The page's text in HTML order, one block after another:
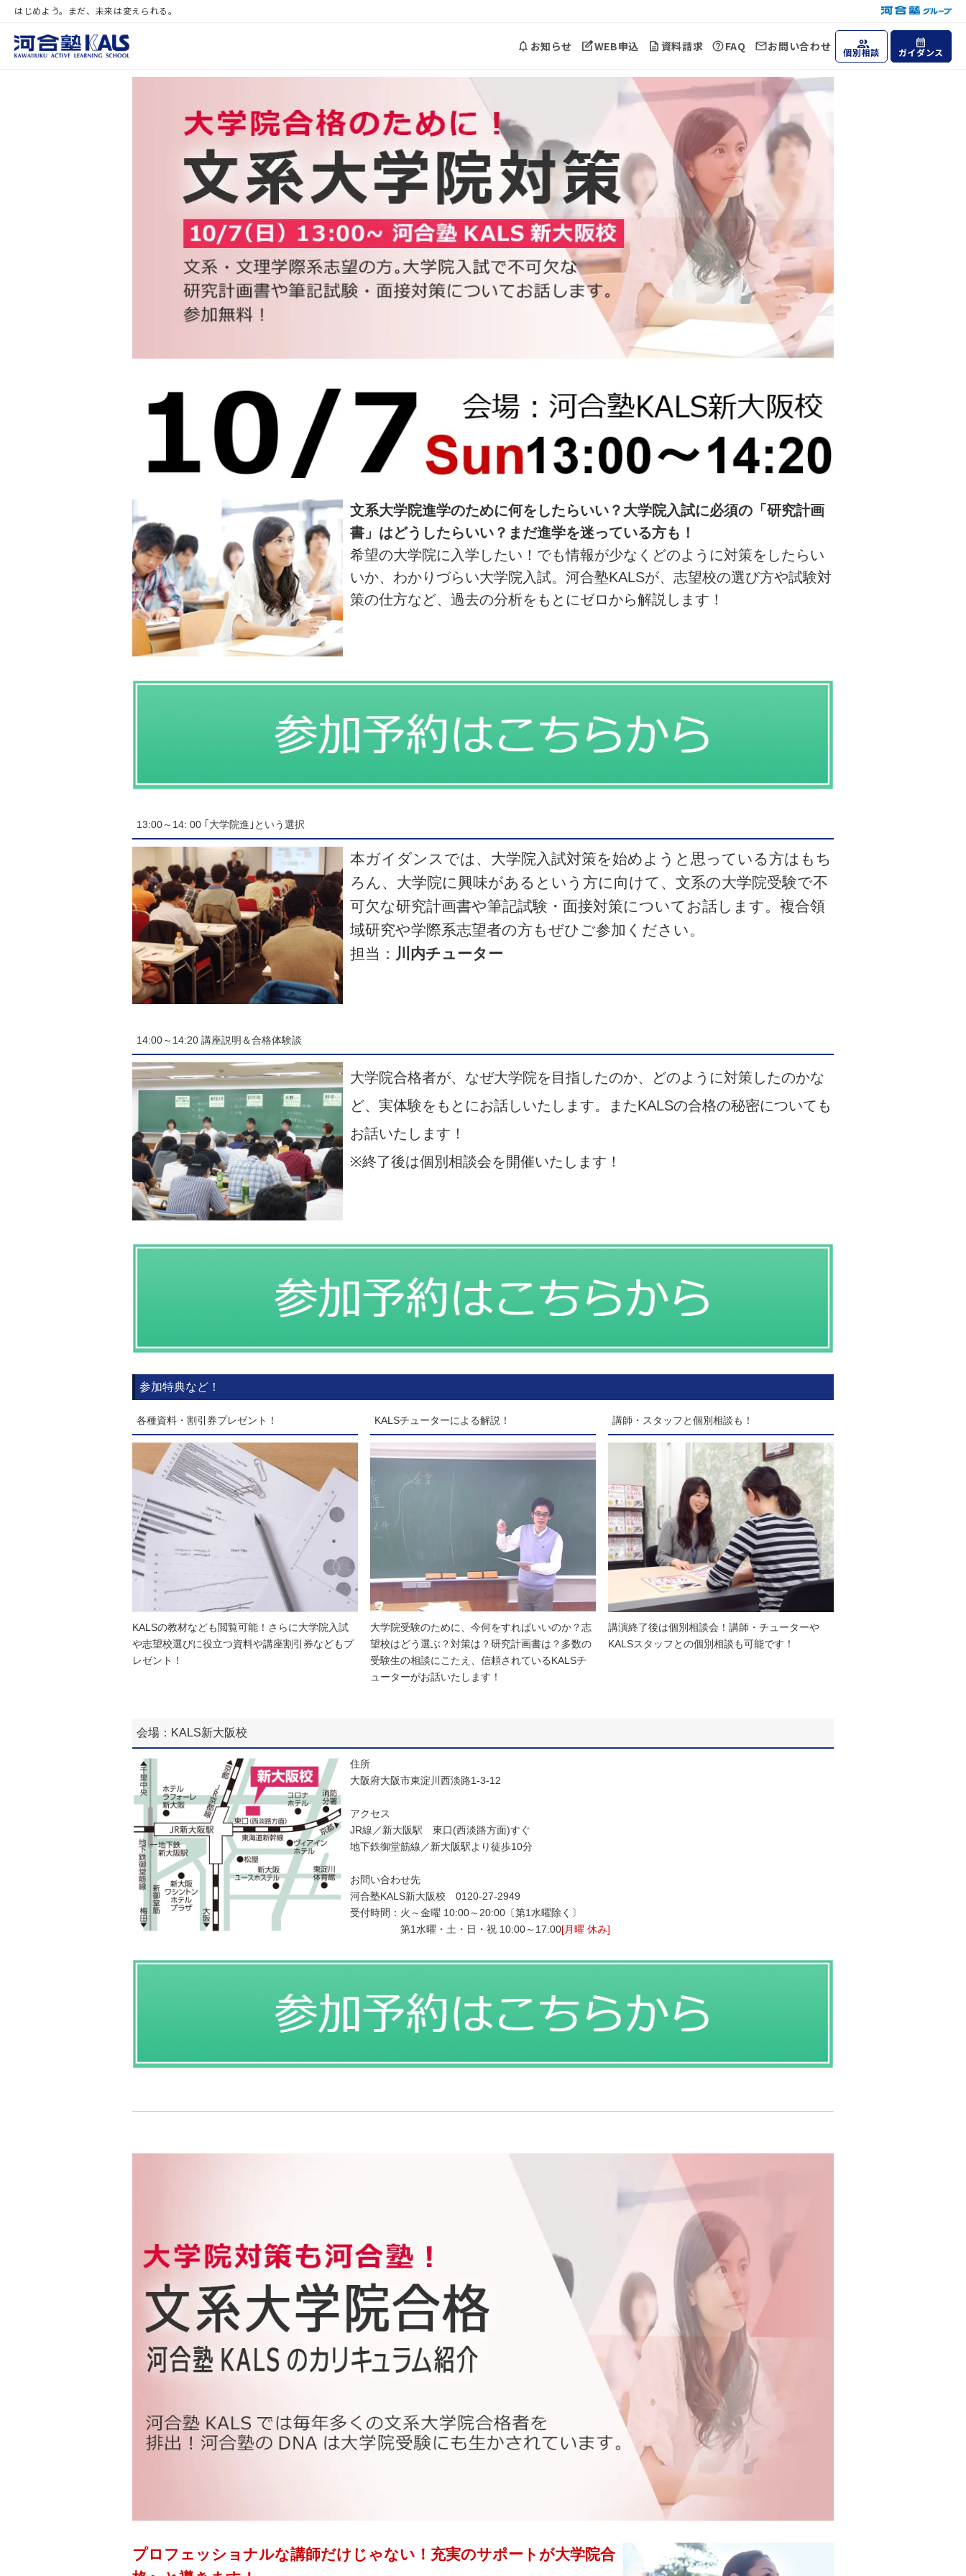
はじめよう。まだ、未来は変えられる。
お知らせ WEB申込 資料請求 FAQ お問い合わせ 個別相談 ガイダンス
文系大学院進学のために何をしたらいい？大学院入試に必須の「研究計画
書」はどうしたらいい？まだ進学を迷っている方も！
希望の大学院に入学したい！でも情報が少なくどのように対策をしたらい
いか、わかりづらい大学院入試。河合塾KALSが、志望校の選び方や試験対
策の仕方など、過去の分析をもとにゼロから解説します！
13:00～14: 00 ｢大学院進｣という選択
本ガイダンスでは、大学院入試対策を始めようと思っている方はもち
ろん、大学院に興味があるという方に向けて、文系の大学院受験で不
可欠な研究計画書や筆記試験・面接対策についてお話します。複合領
域研究や学際系志望者の方もぜひご参加ください。
担当： 川内チューター
14:00～14:20 講座説明＆合格体験談
大学院合格者が、なぜ大学院を目指したのか、どのように対策したのかな
ど、実体験をもとにお話しいたします。またKALSの合格の秘密についても
お話いたします！
※終了後は個別相談会を開催いたします！
参加特典など！
各種資料・割引券プレゼント！
KALSの教材なども閲覧可能！さらに大学院入試
や志望校選びに役立つ資料や講座割引券などもプ
レゼント！
KALSチューターによる解説！
大学院受験のために、今何をすればいいのか？志
望校はどう選ぶ？対策は？研究計画書は？多数の
受験生の相談にこたえ、信頼されているKALSチ
ューターがお話いたします！
講師・スタッフと個別相談も！
講演終了後は個別相談会！講師・チューターや
KALSスタッフとの個別相談も可能です！
会場：KALS新大阪校
住所
大阪府大阪市東淀川西淡路1‐3‐12
アクセス
JR線／新大阪駅 東口(西淡路方面)すぐ
地下鉄御堂筋線／新大阪駅より徒歩10分
お問い合わせ先
河合塾KALS新大阪校 0120‐27‐2949
受付時間：火～金曜 10:00～20:00〔第1水曜除く〕
第1水曜・土・日・祝 10:00～17:00[月曜 休み]
プロフェッショナルな講師だけじゃない！充実のサポートが大学院合